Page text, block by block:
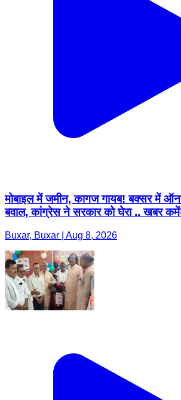
मोबाइल में जमीन, कागज गायब! बक्सर में
बवाल, कांग्रेस ने सरकार को घेरा .. खबर
Buxar, Buxar | Aug 8, 2026